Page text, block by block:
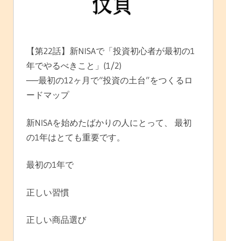
【第22話】新NISAで「投資初心者が最初の1
年でやるべきこと」(1/2)
──最初の12ヶ月で“投資の土台”をつくるロ
ードマップ
新NISAを始めたばかりの人にとって、 最初
の1年はとても重要です。
最初の1年で
正しい習慣
正しい商品選び